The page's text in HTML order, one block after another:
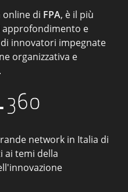
online di FPA, è il più
e
innovatori impegnate
organizzativa e
network in Italia di
ai temi della